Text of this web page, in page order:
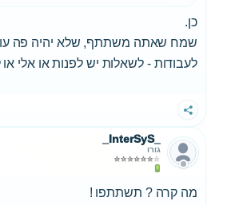
כן.
שמח שאתה משתתף, שלא יהיה פה
לעבודות - לשאלות יש לפנות או אלי או
שתף
_InterSyS_
גורו
מה קרה ? תשתתפו !